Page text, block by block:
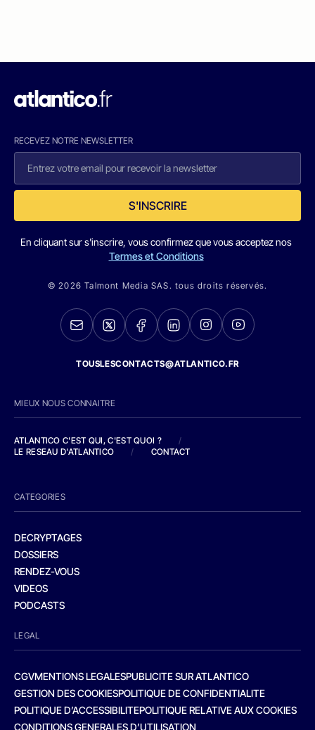
RECEVEZ NOTRE NEWSLETTER
S'INSCRIRE
En cliquant sur s'inscrire, vous confirmez que vous acceptez nos
Termes et Conditions
© 2026 Talmont Media SAS. tous droits réservés.
TOUSLESCONTACTS@ATLANTICO.FR
MIEUX NOUS CONNAITRE
ATLANTICO C'EST QUI, C'EST QUOI ?
/
LE RESEAU D'ATLANTICO
/ CONTACT
CATEGORIES
DECRYPTAGES
DOSSIERS
RENDEZ-VOUS
VIDEOS
PODCASTS
LEGAL
CGVMENTIONS LEGALESPUBLICITE SUR ATLANTICO
GESTION DES COOKIESPOLITIQUE DE CONFIDENTIALITE
POLITIQUE D’ACCESSIBILITEPOLITIQUE RELATIVE AUX COOKIES
CONDITIONS GENERALES D’UTILISATION